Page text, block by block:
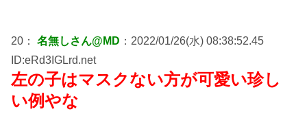
20： 名無しさん@MD ：2022/01/26(水) 08:38:52.45
ID:eRd3IGLrd.net
左の子はマスクない方が可愛い珍し
い例やな